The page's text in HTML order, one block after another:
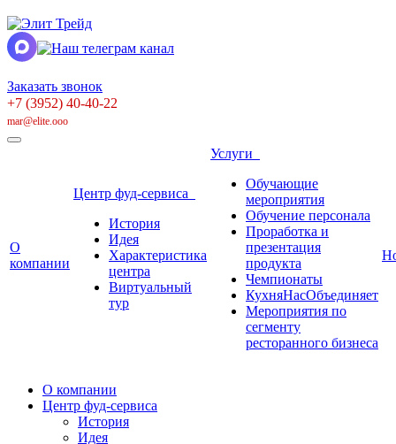
Заказать звонок
+7 (3952) 40-40-22
mar@elite.ooo
О
компании
Центр фуд-сервиса
История
Идея
Характеристика
центра
Виртуальный
тур
Услуги
Обучающие
мероприятия
Обучение персонала
Проработка и
презентация
продукта
Чемпионаты
КухняНасОбъединяет
Мероприятия по
сегменту
ресторанного бизнеса
О компании
Центр фуд-сервиса
История
Идея